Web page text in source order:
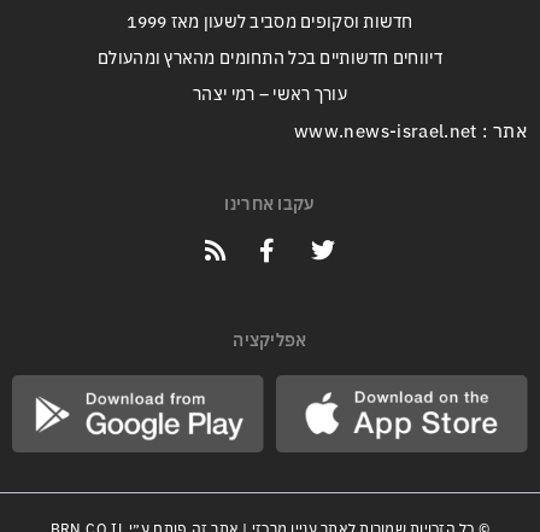
חדשות וסקופים מסביב לשעון מאז 1999
דיווחים חדשותיים בכל התחומים מהארץ ומהעולם
עורך ראשי – רמי יצהר
אתר : www.news-israel.net
עקבו אחרינו
אפליקציה